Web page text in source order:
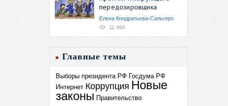
передозировщика
Елена Кондратьева-Сальгеро
11 464
Главные темы
Выборы президента РФ Госдума РФ
Интернет Коррупция Новые
законы Правительство